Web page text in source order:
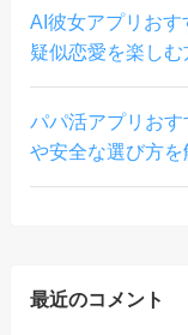
AI彼女アプリお
疑似恋愛を楽しむ
パパ活アプリお
や安全な選び方を
最近のコメント